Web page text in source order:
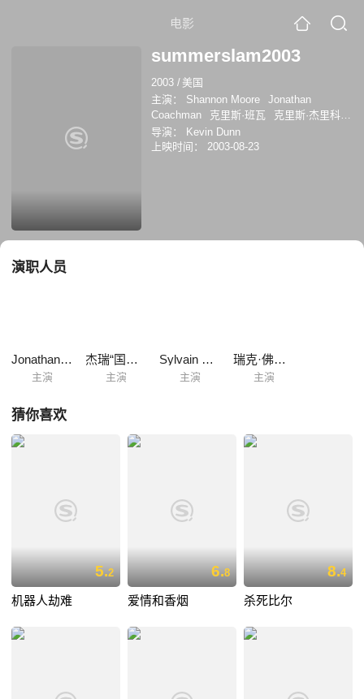
电影
summerslam2003
2003 / 美国
主演：
Shannon Moore
Jonathan
Coachman
克里斯·班瓦
克里斯·杰里科
杰瑞“国王”劳勒
Linda McMahon
克曼
Mike Chioda Sylvain Grenier
导演：
Kevin Dunn
上映时间：
2003-08-23
演职人员
Jonathan Coachman
主演
杰瑞“国王”劳勒
主演
Sylvain Grenier
主演
瑞克·佛莱尔
主演
猜你喜欢
5.2
机器人劫难
6.8
爱情和香烟
8.4
杀死比尔